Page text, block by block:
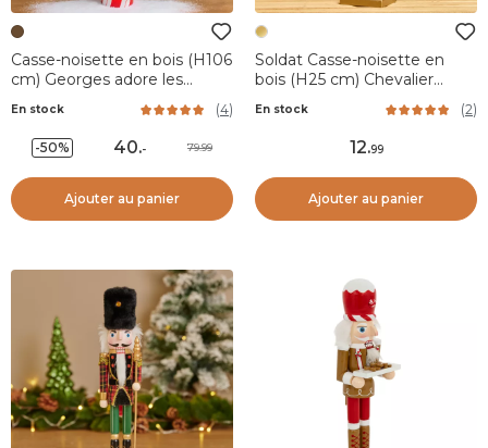
Casse-noisette en bois (H106
cm) Georges adore les
En stock (4)
-50% 40.- 79.99
Ajouter au panier
Soldat Casse-noisette en
bois (H25 cm) Chevalier
En stock (2)
12.99
Ajouter au panier